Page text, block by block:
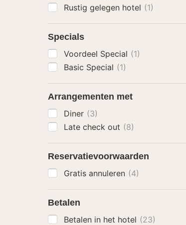
Rustig gelegen hotel (1)
Specials
Voordeel Special (1)
Basic Special (1)
Arrangementen met
Diner (3)
Late check out (8)
Reservatievoorwaarden
Gratis annuleren (4)
Betalen
Betalen in het hotel (23)